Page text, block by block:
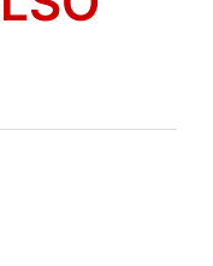
வெற்றி..